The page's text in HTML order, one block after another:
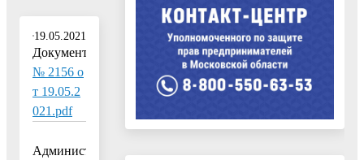
19.05.2021
Документ:
№ 2156 о
т 19.05.2
021.pdf
Администрация